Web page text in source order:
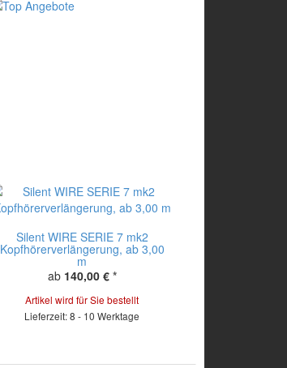
Silent WIRE SERIE 7 mk2
Kopfhörerverlängerung, ab 3,00
m
ab 140,00 € *
Artikel wird für Sie bestellt
Lieferzeit: 8 - 10 Werktage